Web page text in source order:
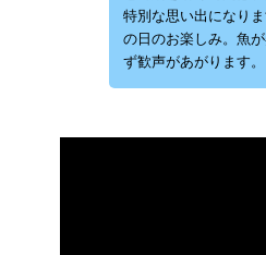
特別な思い出になり
の日のお楽しみ。魚
ず歓声があがります。